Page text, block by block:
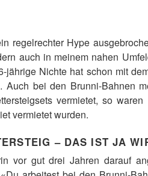
regelrechter Hype
auch in meinem nahen
Nichte hat schon mit
bei den Brunni-Bahnen
vermietet, so
vermietet wurden.
– DAS IST JA
vor gut drei Jahren darauf